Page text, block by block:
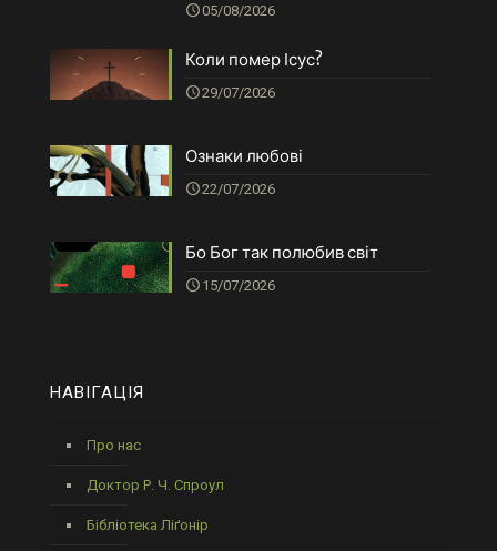
05/08/2026
Коли помер Ісус?
29/07/2026
Ознаки любові
22/07/2026
Бо Бог так полюбив світ
15/07/2026
НАВІГАЦІЯ
Про нас
Доктор Р. Ч. Спроул
Бібліотека Ліґонір